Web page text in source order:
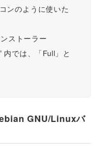
ンのように使いた
ストーラー
では、「Full」と
GNU/Linuxバ